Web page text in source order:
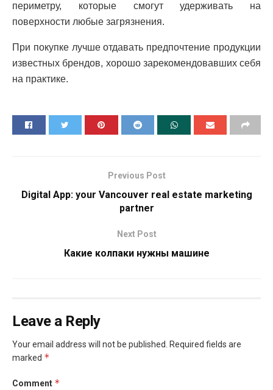
периметру, которые смогут удерживать на
поверхности любые загрязнения.
При покупке лучше отдавать предпочтение продукции
известных брендов, хорошо зарекомендовавших себя
на практике.
Previous Post
Digital App: your Vancouver real estate marketing
partner
Next Post
Какие колпаки нужны машине
Leave a Reply
Your email address will not be published. Required fields are
marked *
Comment *